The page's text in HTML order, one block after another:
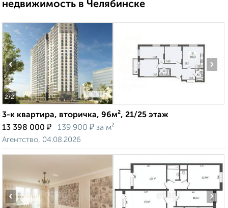
недвижимость в Челябинске
2/2
‹ ›
3-к квартира, вторичка, 96м², 21/25 этаж
13 398 000 ₽ 139 900 ₽ за м²
Агентство, 04.08.2026
‹ ›